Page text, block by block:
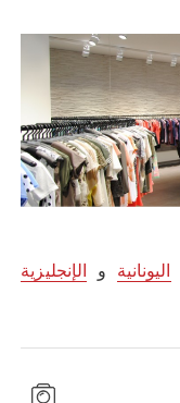
اليونانية و الإنجليزية